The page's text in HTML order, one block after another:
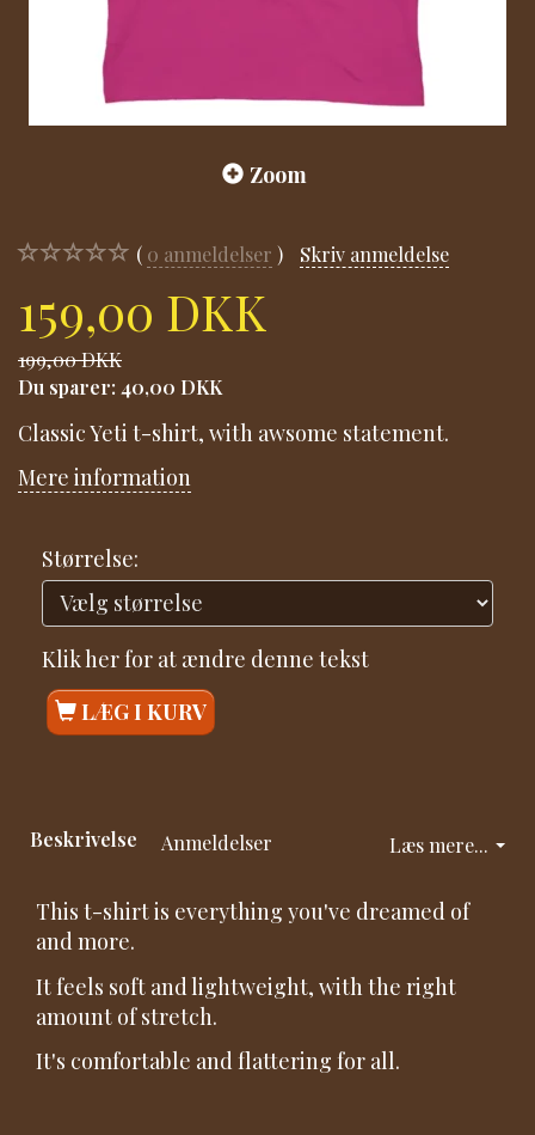
Zoom
0 anmeldelser Skriv anmeldelse
159,00 DKK
199,00 DKK
Du sparer: 40,00 DKK
Classic Yeti t-shirt, with awsome statement.
Mere information
Størrelse:
Klik her for at ændre denne tekst
LÆG I KURV
Læs mere...
Beskrivelse Anmeldelser
This t-shirt is everything you've dreamed of
and more.
It feels soft and lightweight, with the right
amount of stretch.
It's comfortable and flattering for all.